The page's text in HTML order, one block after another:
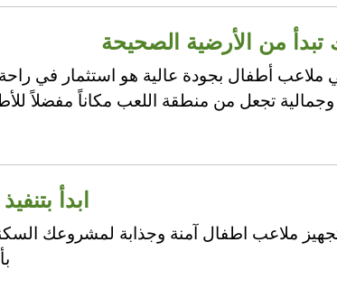
من الأرضية الصحيحة
ملاعب أطفال بجودة عالية هو استثمار في
تجعل من منطقة اللعب مكاناً مفضلاً
ابدأ
ملاعب اطفال آمنة وجذابة لمشروعك